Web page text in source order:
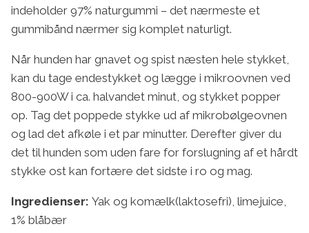
indeholder 97% naturgummi – det nærmeste et
gummibånd nærmer sig komplet naturligt.
Når hunden har gnavet og spist næsten hele stykket,
kan du tage endestykket og lægge i mikroovnen ved
800-900W i ca. halvandet minut, og stykket popper
op. Tag det poppede stykke ud af mikrobølgeovnen
og lad det afkøle i et par minutter. Derefter giver du
det til hunden som uden fare for forslugning af et hårdt
stykke ost kan fortære det sidste i ro og mag.
Ingredienser: Yak og komælk(laktosefri), limejuice,
1% blåbær